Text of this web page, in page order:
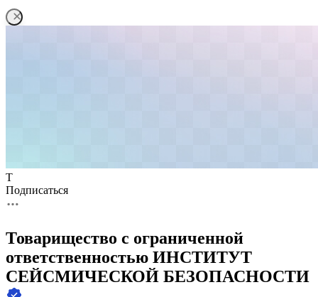
Т
Подписаться
Товарищество с ограниченной
ответственностью ИНСТИТУТ
СЕЙСМИЧЕСКОЙ БЕЗОПАСНОСТИ